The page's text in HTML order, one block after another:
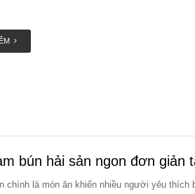
bún hải sản ngon đơn giản
chính là món ăn khiến nhiều người yêu